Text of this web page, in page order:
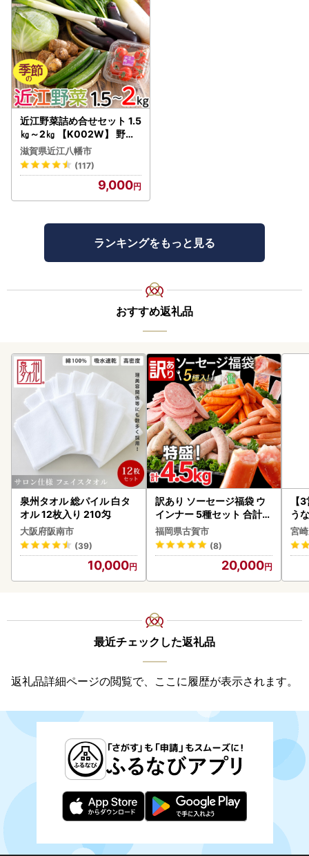
近江野菜詰め合せセット 1.5
㎏～2㎏ 【K002W】 野菜
旬 新鮮
滋賀県近江八幡市
(117)
9,000
ランキングをもっと見る
おすすめ返礼品
泉州タオル 総パイル 白タ
オル 12枚入り 210匁
大阪府阪南市
(39)
10,000
訳あり ソーセージ福袋 ウ
インナー 5種セット 合計4.
5kg ソーセージ
福岡県古賀市
(8)
20,000
【
う
以
宮
最近チェックした返礼品
返礼品詳細ページの閲覧で、ここに履歴が表示されます。